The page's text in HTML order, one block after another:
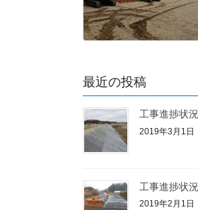
最近の投稿
工事進捗状況
2019年3月1日
工事進捗状況
2019年2月1日